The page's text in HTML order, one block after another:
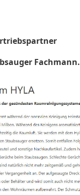
Fachmann.